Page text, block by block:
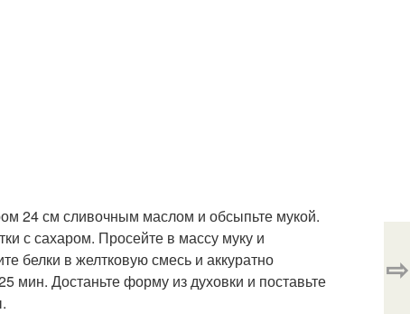
24 см сливочным маслом и обсыпьте мукой.
с сахаром. Просейте в массу муку и
белки в желтковую смесь и аккуратно
мин. Достаньте форму из духовки и поставьте
⇨